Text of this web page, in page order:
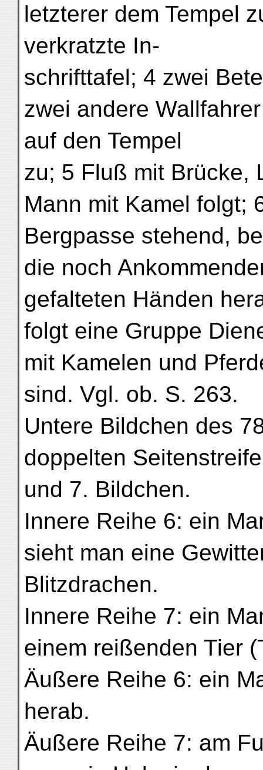
letzterer dem Tempel
verkratzte In-
schrifttafel; 4 zwei
zwei andere
auf den Tempel
zu; 5 Fluß mit Brücke,
Mann mit Kamel folgt;
Bergpasse stehend,
die noch
gefalteten Händen
folgt eine Gruppe
mit Kamelen und
sind. Vgl. ob. S. 263.
Untere Bildchen des
doppelten
und 7. Bildchen.
Innere Reihe 6: ein
sieht man eine
Blitzdrachen.
Innere Reihe 7: ein
einem reißenden Tier
Äußere Reihe 6: ein
herab.
Äußere Reihe 7: am